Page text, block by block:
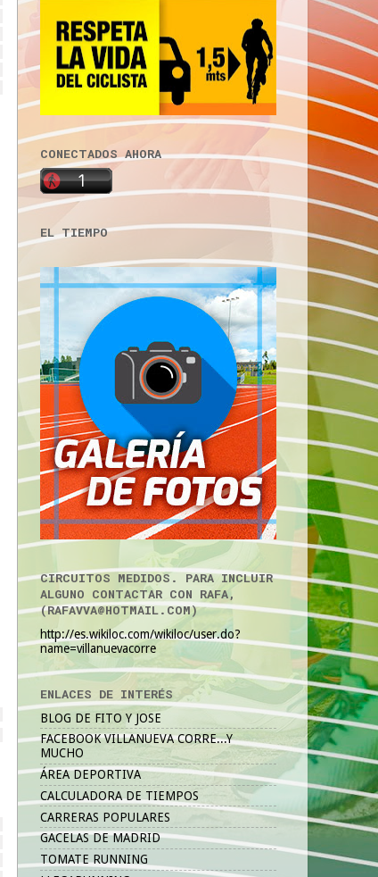
CONECTADOS AHORA
EL TIEMPO
CIRCUITOS MEDIDOS. PARA INCLUIR
ALGUNO CONTACTAR CON RAFA,
(RAFAVVA@HOTMAIL.COM)
http://es.wikiloc.com/wikiloc/user.do?
name=villanuevacorre
ENLACES DE INTERÉS
BLOG DE FITO Y JOSE
FACEBOOK VILLANUEVA CORRE...Y
MUCHO
ÁREA DEPORTIVA
CALCULADORA DE TIEMPOS
CARRERAS POPULARES
GACELAS DE MADRID
TOMATE RUNNING